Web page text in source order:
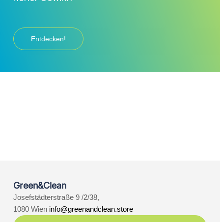
Entdecken!
Green&Clean
Josefstädterstraße 9 /2/38,
1080 Wien info@greenandclean.store